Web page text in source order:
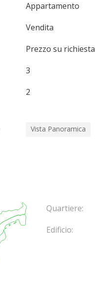
Appartamento
Vendita
Prezzo su richiesta
3
2
Vista Panoramica
Quartiere:
Edificio: